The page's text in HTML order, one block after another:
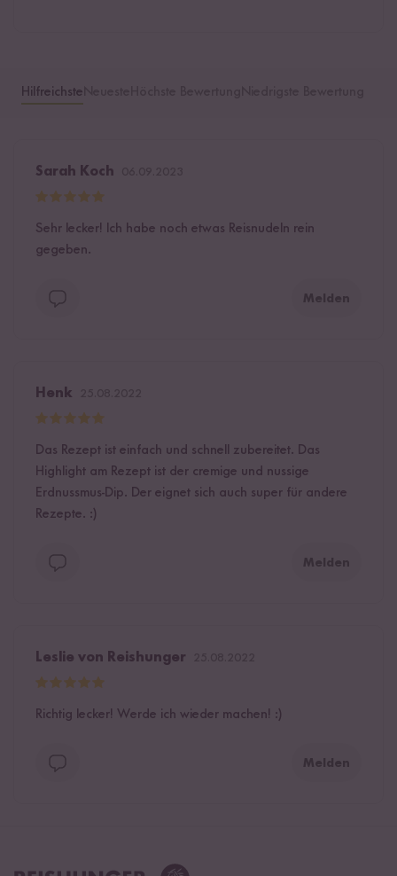
Hilfreichste
Sarah Koch
Sehr lecker! Ich habe noch etwas Reisnudeln rein
gegeben.
Melden
Henk
Das Rezept ist einfach und schnell zubereitet. Das
Highlight am Rezept ist der cremige und nussige
Erdnussmus-Dip. Der eignet sich auch super für andere
Rezepte. :)
Melden
Leslie von Reishunger
Richtig lecker! Werde ich wieder machen! :)
Melden